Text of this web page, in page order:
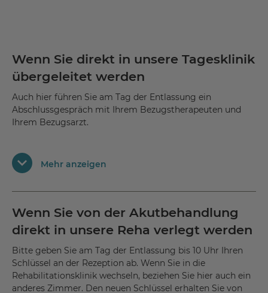
Wenn Sie direkt in unsere Tagesklinik
übergeleitet werden
Auch hier führen Sie am Tag der Entlassung ein
Abschlussgespräch mit Ihrem Bezugstherapeuten und
Ihrem Bezugsarzt.
Tagesklinik aufgenommen. Da sich das
Behandlungssetting ändert, wird sich auch Ihr
Überleitung ein psychologisches und ärztliches
Tagesklinik. Unser integriertes Überleitungs- und
Nachsorgemanagement hat das Ziel,
Mehr anzeigen
Wenn Sie von der Akutbehandlung
direkt in unsere Reha verlegt werden
Bitte geben Sie am Tag der Entlassung bis 10 Uhr Ihren
Schlüssel an der Rezeption ab. Wenn Sie in die
Rehabilitationsklinik wechseln, beziehen Sie hier auch ein
anderes Zimmer. Den neuen Schlüssel erhalten Sie von